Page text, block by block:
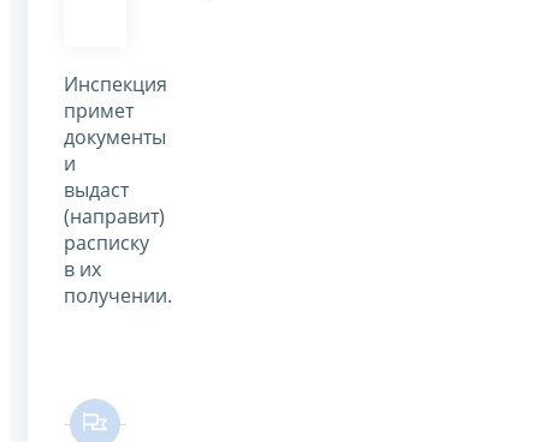
Инспекция
примет
документы
и
выдаст
(направит)
расписку
в их
получении.